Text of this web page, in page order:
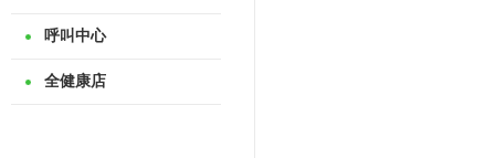
呼叫中心
全健康店